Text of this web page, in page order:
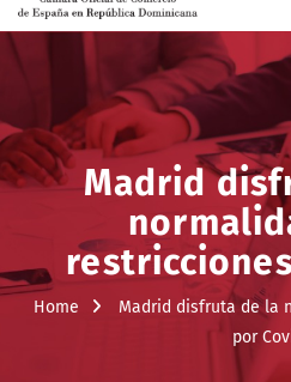
Madrid
Home
Madrid disfruta de la
por